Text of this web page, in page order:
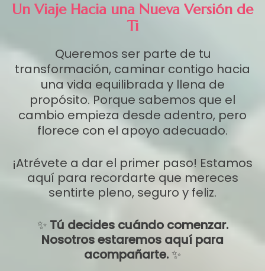
Un Viaje Hacia una Nueva Versión de
Ti
Queremos ser parte de tu
transformación, caminar contigo hacia
una vida equilibrada y llena de
propósito. Porque sabemos que el
cambio empieza desde adentro, pero
florece con el apoyo adecuado.
¡Atrévete a dar el primer paso! Estamos
aquí para recordarte que mereces
sentirte pleno, seguro y feliz.
✨ Tú decides cuándo comenzar.
Nosotros estaremos aquí para
acompañarte. ✨